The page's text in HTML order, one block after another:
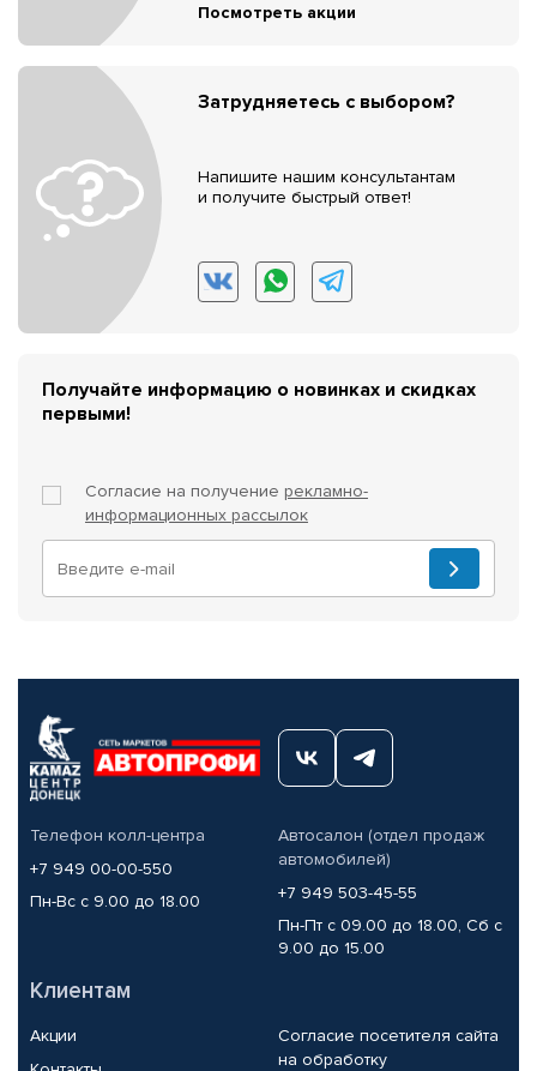
Посмотреть акции
Затрудняетесь с выбором?
Напишите нашим консультантам
и получите быстрый ответ!
Получайте информацию о новинках и скидках
первыми!
Согласие на получение рекламно-
информационных рассылок
Телефон колл-центра
+7 949 00-00-550
Пн-Вс с 9.00 до 18.00
Автосалон (отдел продаж
автомобилей)
+7 949 503-45-55
Пн-Пт с 09.00 до 18.00, Сб с
9.00 до 15.00
Клиентам
Акции
Согласие посетителя сайта
на обработку